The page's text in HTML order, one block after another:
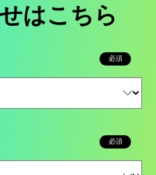
はこちら
必須
必須